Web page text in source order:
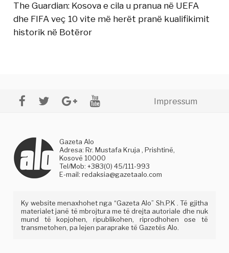
The Guardian: Kosova e cila u pranua në UEFA
dhe FIFA veç 10 vite më herët pranë kualifikimit
historik në Botëror
Impressum
Gazeta Alo
Adresa: Rr. Mustafa Kruja , Prishtinë,
Kosovë 10000
Tel/Mob: +383(0) 45/111-993
E-mail:redaksia@gazetaalo.com
Ky website menaxhohet nga “Gazeta Alo” Sh.P.K . Të gjitha
materialet janë të mbrojtura me të drejta autoriale dhe nuk
mund të kopjohen, ripublikohen, riprodhohen ose të
transmetohen, pa lejen paraprake të Gazetës Alo.